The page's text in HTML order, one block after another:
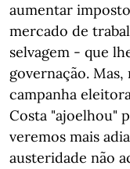
aumentar
mercado de
selvagem - que
governação.
campanha
Costa "ajoelhou"
veremos mais
austeridade não